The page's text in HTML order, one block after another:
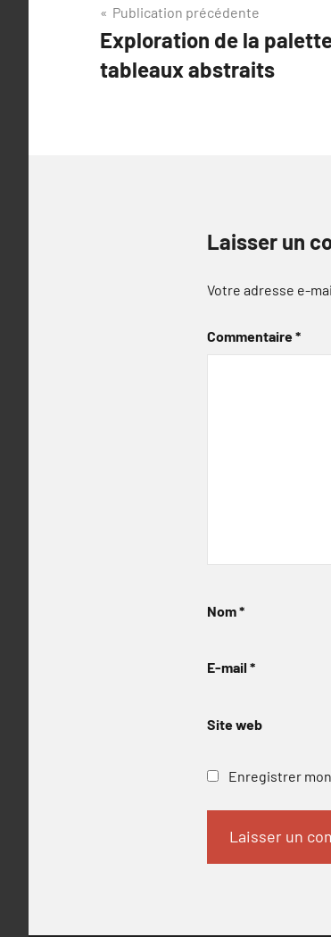
Navigation
de
l’article
Publication précédente
Exploration de la
tableaux abstraits
Laisser un
Votre adresse e-
Commentaire*
Nom*
E-mail *
Site web
Enregistrer